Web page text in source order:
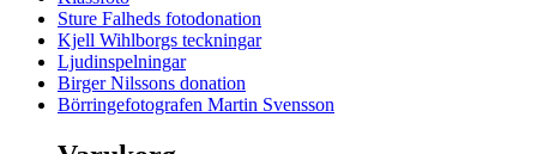
Sture Falheds fotodonation
Kjell Wihlborgs teckningar
Ljudinspelningar
Birger Nilssons donation
Börringefotografen Martin Svensson